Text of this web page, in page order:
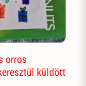
orros
küldött